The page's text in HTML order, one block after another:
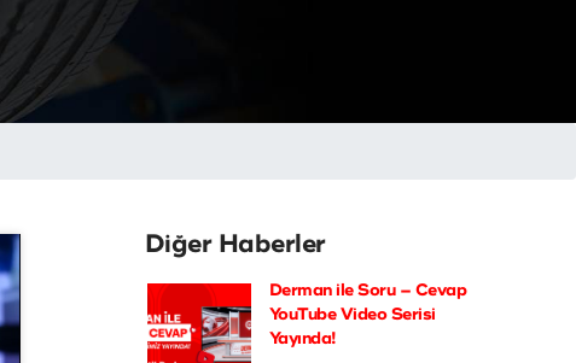
Diğer Haberler
Derman ile Soru – Cevap
YouTube Video Serisi
Yayında!